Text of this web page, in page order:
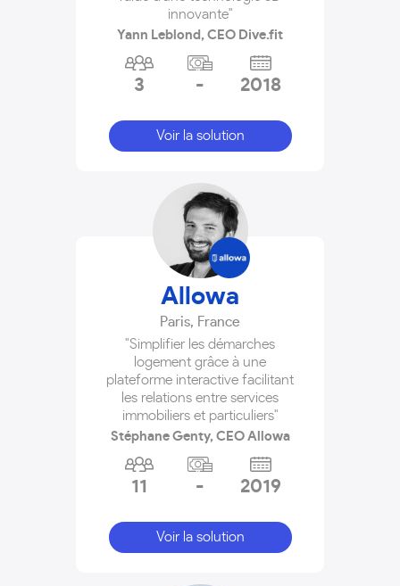
innovante"
Yann Leblond, CEO Dive.fit
3 - 2018
Voir la solution
Allowa
Paris, France
"Simplifier les démarches
logement grâce à une
plateforme interactive facilitant
les relations entre services
immobiliers et particuliers"
Stéphane Genty, CEO Allowa
11 - 2019
Voir la solution